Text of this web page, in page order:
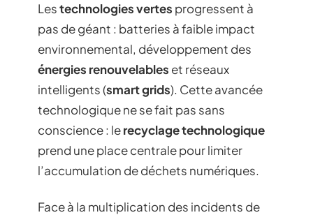
Lestechnologies vertes progressent à
pas de géant : batteries à faible impact
environnemental, développement des
énergies renouvelables et réseaux
intelligents (smart grids). Cette avancée
technologique ne se fait pas sans
conscience : lerecyclage technologique
prend une place centrale pour limiter
l’accumulation de déchets numériques.
Face à la multiplication des incidents de